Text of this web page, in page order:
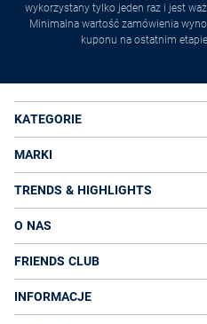
wykorzystany tylko jeden raz i jest
Minimalna wartość zamówienia
kuponu na ostatnim
KATEGORIE
MARKI
TRENDS & HIGHLIGHTS
O NAS
FRIENDS CLUB
INFORMACJE